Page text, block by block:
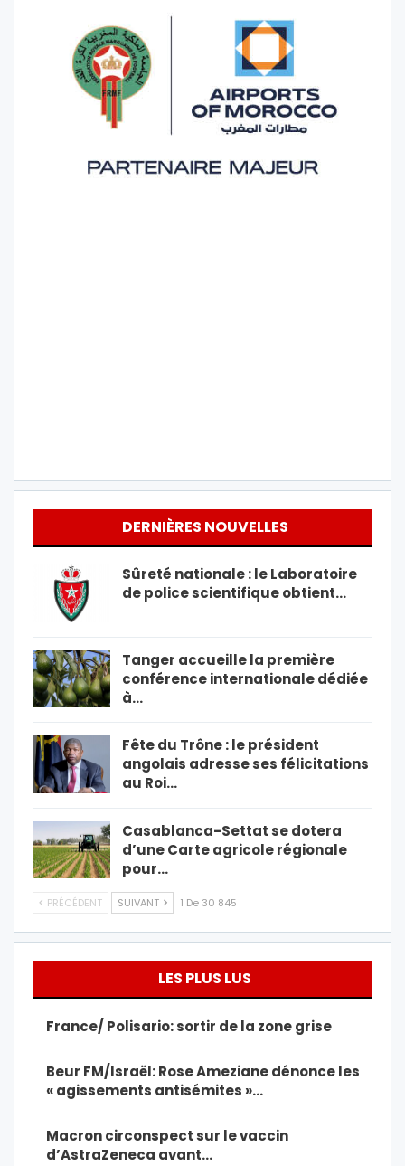
DERNIÈRES NOUVELLES
Sûreté nationale : le Laboratoire
de police scientifique obtient…
Tanger accueille la première
conférence internationale dédiée
à…
Fête du Trône : le président
angolais adresse ses félicitations
au Roi…
Casablanca-Settat se dotera
d’une Carte agricole régionale
pour…
PRÉCÉDENT SUIVANT 1 De 30 845
LES PLUS LUS
France/ Polisario: sortir de la zone grise
Beur FM/Israël: Rose Ameziane dénonce les
« agissements antisémites »…
Macron circonspect sur le vaccin
d’AstraZeneca avant…